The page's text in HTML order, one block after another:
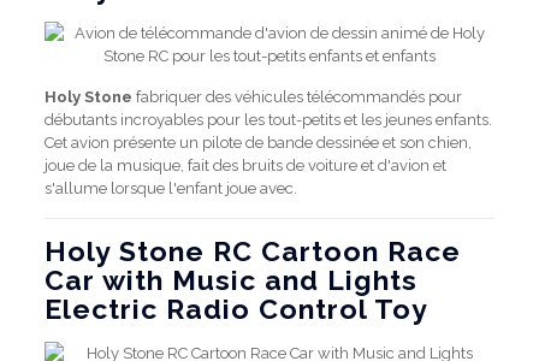
Holy Stone fabriquer des véhicules télécommandés pour
débutants incroyables pour les tout-petits et les jeunes enfants.
Cet avion présente un pilote de bande dessinée et son chien,
joue de la musique, fait des bruits de voiture et d'avion et
s'allume lorsque l'enfant joue avec.
Holy Stone RC Cartoon Race
Car with Music and Lights
Electric Radio Control Toy